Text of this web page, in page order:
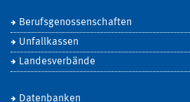
Berufsgenossenschaften
Unfallkassen
Landesverbände
Datenbanken